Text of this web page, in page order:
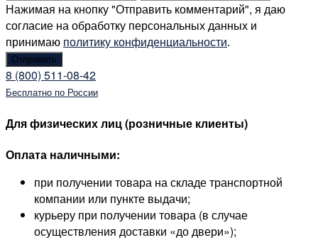
Нажимая на кнопку "Отправить комментарий", я даю
согласие на обработку персональных данных и
принимаю политику конфиденциальности.
8 (800) 511-08-42
Бесплатно по России
Для физических лиц (розничные клиенты)
Оплата наличными:
при получении товара на складе транспортной
компании или пункте выдачи;
курьеру при получении товара (в случае
осуществления доставки «до двери»);